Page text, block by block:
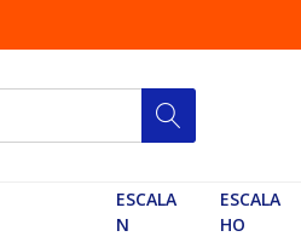
ESCALA
N
ESCALA
HO